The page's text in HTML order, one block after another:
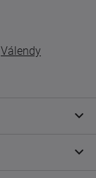
Válendy